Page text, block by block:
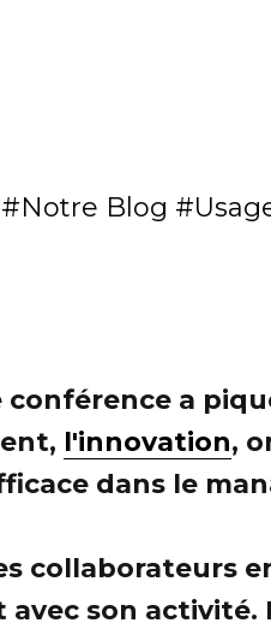
Notre Blog
conférence a
l'innovation,
dans le
collaborateurs
son